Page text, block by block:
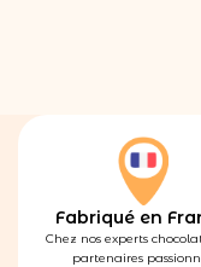
Fabriqué en
Chez nos experts
partenaires